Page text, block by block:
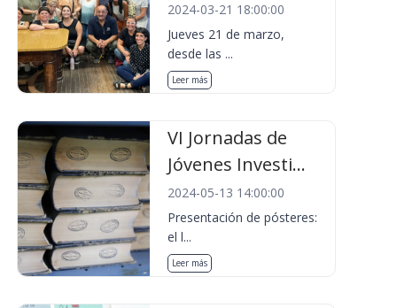
2024-03-21 18:00:00
Jueves 21 de marzo,
desde las ...
Leer más
VI Jornadas de
Jóvenes Investi...
2024-05-13 14:00:00
Presentación de pósteres:
el l...
Leer más